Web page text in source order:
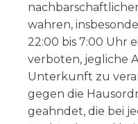
wahren,
22:00 bis 7:00 Uhr
verboten, jegliche
Unterkunft zu
gegen die
geahndet, die bei